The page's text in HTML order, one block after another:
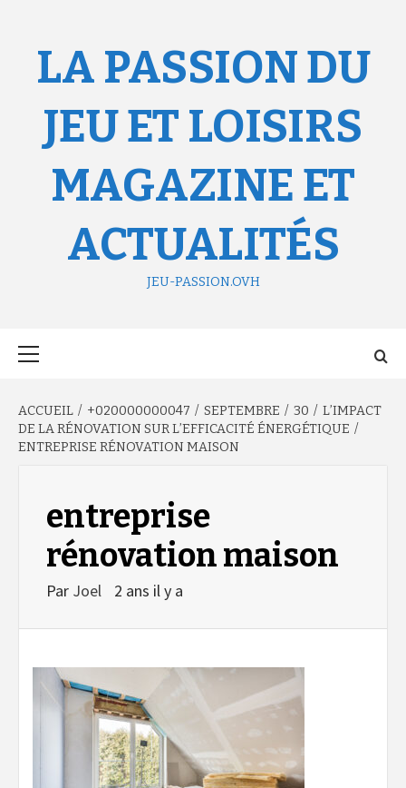
LA PASSION DU
JEU ET LOISIRS
MAGAZINE ET
ACTUALITÉS
JEU-PASSION.OVH
ACCUEIL +020000000047 SEPTEMBRE 30
L’IMPACT
DE LA RÉNOVATION SUR L’EFFICACITÉ ÉNERGÉTIQUE
ENTREPRISE RÉNOVATION MAISON
entreprise
rénovation maison
Par Joel 2 ans il y a